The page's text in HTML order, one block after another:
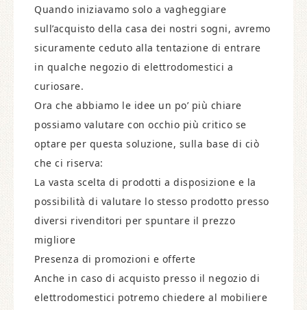
Quando iniziavamo solo a vagheggiare
sull’acquisto della casa dei nostri sogni, avremo
sicuramente ceduto alla tentazione di entrare
in qualche negozio di elettrodomestici a
curiosare.
Ora che abbiamo le idee un po’ più chiare
possiamo valutare con occhio più critico se
optare per questa soluzione, sulla base di ciò
che ci riserva:
La vasta scelta di prodotti a disposizione e la
possibilità di valutare lo stesso prodotto presso
diversi rivenditori per spuntare il prezzo
migliore
Presenza di promozioni e offerte
Anche in caso di acquisto presso il negozio di
elettrodomestici potremo chiedere al mobiliere